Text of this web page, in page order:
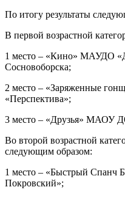
По итогу результаты
В первой возрастной
1 место – «Кино» МАУДО
Сосновоборска;
2 место – «Заряженные
«Перспектива»;
3 место – «Друзья» МАОУ
Во второй возрастной
следующим образом:
1 место – «Быстрый
Покровский»;